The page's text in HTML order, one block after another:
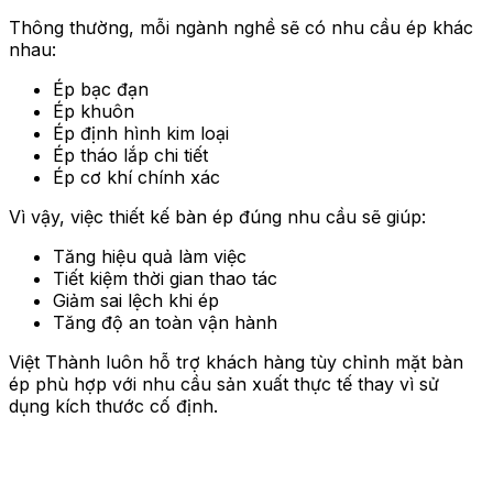
Thông thường, mỗi ngành nghề sẽ có nhu cầu ép khác
nhau:
Ép bạc đạn
Ép khuôn
Ép định hình kim loại
Ép tháo lắp chi tiết
Ép cơ khí chính xác
Vì vậy, việc thiết kế bàn ép đúng nhu cầu sẽ giúp:
Tăng hiệu quả làm việc
Tiết kiệm thời gian thao tác
Giảm sai lệch khi ép
Tăng độ an toàn vận hành
Việt Thành luôn hỗ trợ khách hàng tùy chỉnh mặt bàn
ép phù hợp với nhu cầu sản xuất thực tế thay vì sử
dụng kích thước cố định.